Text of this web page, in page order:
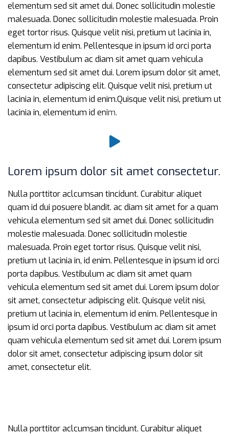
elementum sed sit amet dui. Donec sollicitudin molestie
malesuada. Donec sollicitudin molestie malesuada. Proin
eget tortor risus. Quisque velit nisi, pretium ut lacinia in,
elementum id enim. Pellentesque in ipsum id orci porta
dapibus. Vestibulum ac diam sit amet quam vehicula
elementum sed sit amet dui. Lorem ipsum dolor sit amet,
consectetur adipiscing elit. Quisque velit nisi, pretium ut
lacinia in, elementum id enim.Quisque velit nisi, pretium ut
lacinia in, elementum id enim.
Lorem ipsum dolor sit amet consectetur.
Nulla porttitor aclcumsan tincidunt. Curabitur aliquet
quam id dui posuere blandit. ac diam sit amet for a quam
vehicula elementum sed sit amet dui. Donec sollicitudin
molestie malesuada. Donec sollicitudin molestie
malesuada. Proin eget tortor risus. Quisque velit nisi,
pretium ut lacinia in, id enim. Pellentesque in ipsum id orci
porta dapibus. Vestibulum ac diam sit amet quam
vehicula elementum sed sit amet dui. Lorem ipsum dolor
sit amet, consectetur adipiscing elit. Quisque velit nisi,
pretium ut lacinia in, elementum id enim. Pellentesque in
ipsum id orci porta dapibus. Vestibulum ac diam sit amet
quam vehicula elementum sed sit amet dui. Lorem ipsum
dolor sit amet, consectetur adipiscing ipsum dolor sit
amet, consectetur elit.
Nulla porttitor aclcumsan tincidunt. Curabitur aliquet